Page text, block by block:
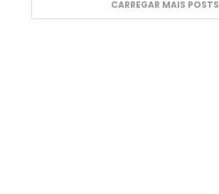
CARREGAR MAIS POSTS